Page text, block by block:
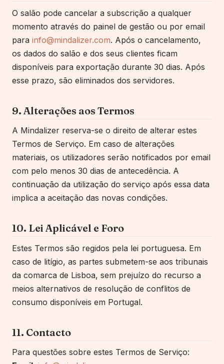
O salão pode cancelar a subscrição a qualquer
momento através do painel de gestão ou por email
para info@mindalizer.com. Após o cancelamento,
os dados do salão e dos seus clientes ficam
disponíveis para exportação durante 30 dias. Após
esse prazo, são eliminados dos servidores.
9. Alterações aos Termos
A Mindalizer reserva-se o direito de alterar estes
Termos de Serviço. Em caso de alterações
materiais, os utilizadores serão notificados por email
com pelo menos 30 dias de antecedência. A
continuação da utilização do serviço após essa data
implica a aceitação das novas condições.
10. Lei Aplicável e Foro
Estes Termos são regidos pela lei portuguesa. Em
caso de litígio, as partes submetem-se aos tribunais
da comarca de Lisboa, sem prejuízo do recurso a
meios alternativos de resolução de conflitos de
consumo disponíveis em Portugal.
11. Contacto
Para questões sobre estes Termos de Serviço: